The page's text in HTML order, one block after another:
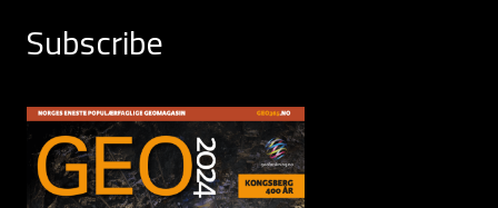
Subscribe